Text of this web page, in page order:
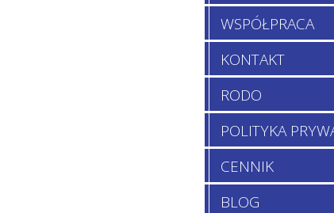
WSPÓŁPRACA
KONTAKT
RODO
POLITYKA
CENNIK
BLOG